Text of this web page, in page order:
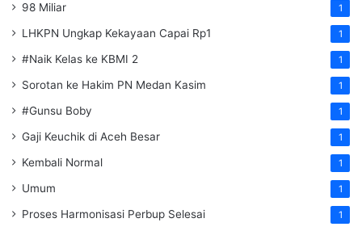
98 Miliar 1
LHKPN Ungkap Kekayaan Capai Rp1 1
#Naik Kelas ke KBMI 2 1
Sorotan ke Hakim PN Medan Kasim 1
#Gunsu Boby 1
Gaji Keuchik di Aceh Besar 1
Kembali Normal 1
Umum 1
Proses Harmonisasi Perbup Selesai 1